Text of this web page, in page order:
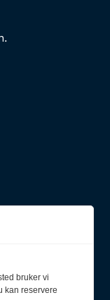
bruker vi
kan reservere